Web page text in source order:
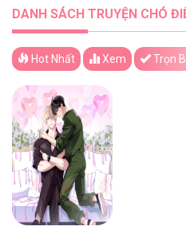
DANH SÁCH TRUYỆN CHÓ ĐIÊN
Hot Nhất Xem Trọn